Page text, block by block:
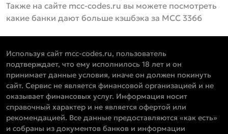
Также на сайте mcc-codes.ru вы можете посмотреть
какие банки дают больше кэшбэка за MCC 3366
Используя сайт mcc-codes.ru, пользователь
подтверждает, что ему исполнилось 18 лет и он
принимает данные условия, иначе он должен покинуть
сайт. Сервис не является финансовой организацией и не
оказывает финансовых услуг. Информация носит
справочный характер и не является офертой или
рекомендацией. Все данные предоставляются «как есть»
и собраны из документов банков и информации